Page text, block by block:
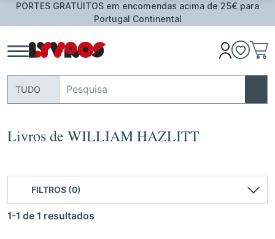
PORTES GRATUITOS em encomendas acima de 25€ para
Portugal Continental
TUDO
Livros de WILLIAM HAZLITT
FILTROS (0)
1-1 de 1 resultados